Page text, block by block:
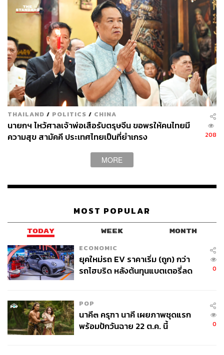
กว่าการเปลี่ยนแปลงตัวเอง แทนที่จะพยายามเป็น ‘คนตื่นเช้า’
ให้ทำงานที่หนักหน่วงที่สุดในช่วงเย็น บางครั้งจงยอมรับ
ธรรมชาติของการเป็นนักวิ่งระยะสั้นในตัวคุณเอง และความ
จริงที่ว่า คุณจะทำงานได้ดีที่สุดเมื่อต้องเร่งรีบเพื่อให้ทัน
เดดไลน์
นก ผึ้ง และค้างคาว ล้วนบินได้ แต่ใช้ปีกที่ต่างกัน
เราทุกคนเกิดมาต่างกัน ไม่มีกฎเกณฑ์อะไรที่ตายตัวและ
ใช้ได้กับทุกคน! คุณควรมองหาวิธีการและเครื่องมือ ตัวช่วย
ที่เหมาะสมกับคุณที่สุด
ภาพ: Rudzhan Nagiev / Getty Images
https://www.cnbc.com/2025/09/10/i-study-happiness-
pier-more-confident-every-day.html?fbclid=IwQ0xDS
wMxvHlleHRuA2FlbQIxMQABHvQPJrAY5DhY44OJ
IeBQgKHhtWjME6rGl-f0eXnyKzdQZMyqG-W4rzBK
M03k_aem_Pg8lJw18Fgk3qHIcb5o9qA
ผ่านแอปพลิเคชันต่างๆ ที่คุณสะดวกหรือใช้งานอยู่แล้วได้เลย
THAILAND / POLITICS / CHINA
นายกฯ ไหว้ศาลเจ้าพ่อเสือรับตรุษจีน ขอพรให้คนไทยมี
ความสุข สามัคคี ประเทศไทยเป็นที่ยำเกรง
208
MORE
MOST POPULAR
TODAY WEEK MONTH
ECONOMIC
ยุคใหม่รถ EV ราคาเริ่ม (ถูก) กว่า
รถไฮบริด หลังต้นทุนแบตเตอรี่ลด
0
POP
นาคี๓ ครุฑา นาคี เผยภาพชุดแรก
พร้อมปักวันฉาย 22 ต.ค. นี้
0